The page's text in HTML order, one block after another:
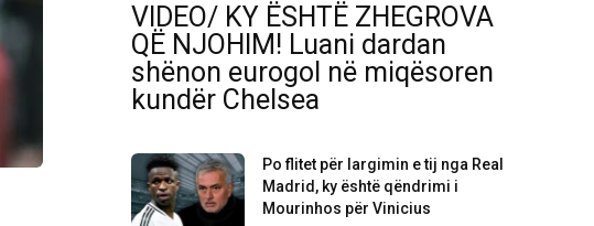
VIDEO/ KY ËSHTË ZHEGROVA
QË NJOHIM! Luani dardan
shënon eurogol në miqësoren
kundër Chelsea
Po flitet për largimin e tij nga Real
Madrid, ky është qëndrimi i
Mourinhos për Vinicius